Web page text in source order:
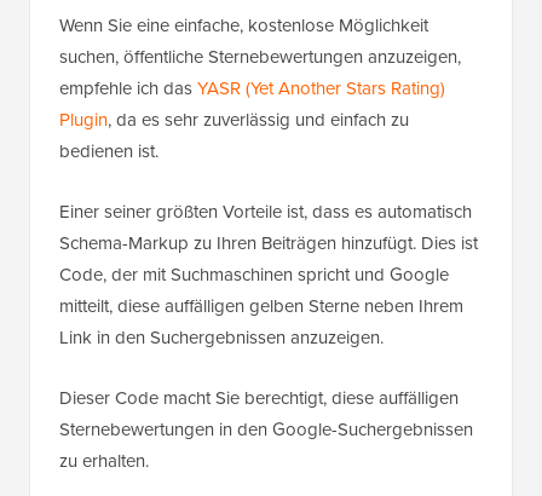
Wenn Sie eine einfache, kostenlose Möglichkeit
suchen, öffentliche Sternebewertungen anzuzeigen,
empfehle ich dasYASR (Yet Another Stars Rating)
Plugin, da es sehr zuverlässig und einfach zu
bedienen ist.
Einer seiner größten Vorteile ist, dass es automatisch
Schema-Markup zu Ihren Beiträgen hinzufügt. Dies ist
Code, der mit Suchmaschinen spricht und Google
mitteilt, diese auffälligen gelben Sterne neben Ihrem
Link in den Suchergebnissen anzuzeigen.
Dieser Code macht Sie berechtigt, diese auffälligen
Sternebewertungen in den Google-Suchergebnissen
zu erhalten.